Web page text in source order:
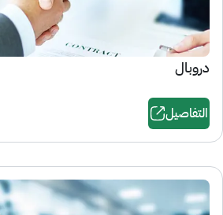
دروبال
التفاصيل